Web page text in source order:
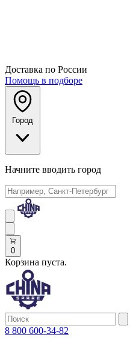
Доставка по России
Помощь в подборе
Город
Начните вводить город
0
Корзина пуста.
8 800 600-34-82